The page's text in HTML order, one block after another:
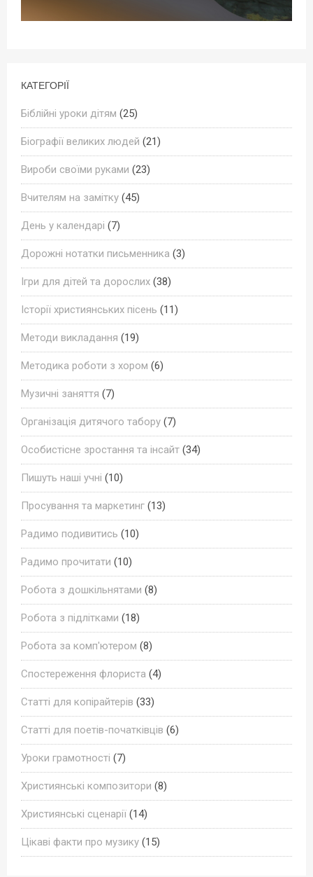
КАТЕГОРІЇ
Біблійні уроки дітям (25)
Біографії великих людей (21)
Вироби своїми руками (23)
Вчителям на замітку (45)
День у календарі (7)
Дорожні нотатки письменника (3)
Ігри для дітей та дорослих (38)
Історії християнських пісень (11)
Методи викладання (19)
Методика роботи з хором (6)
Музичні заняття (7)
Організація дитячого табору (7)
Особистісне зростання та інсайт (34)
Пишуть наші учні (10)
Просування та маркетинг (13)
Радимо подивитись (10)
Радимо прочитати (10)
Робота з дошкільнятами (8)
Робота з підлітками (18)
Робота за комп'ютером (8)
Спостереження флориста (4)
Статті для копірайтерів (33)
Статті для поетів-початківців (6)
Уроки грамотності (7)
Християнські композитори (8)
Християнські сценарії (14)
Цікаві факти про музику (15)